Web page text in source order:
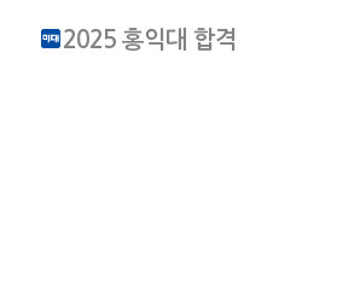
2025 홍익대 합격